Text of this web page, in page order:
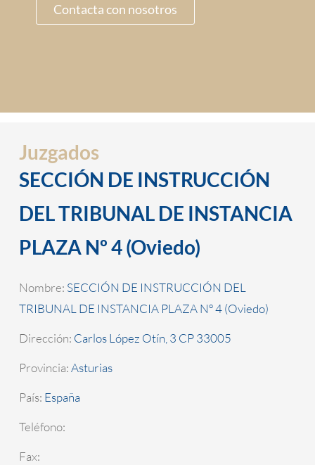
Contacta con nosotros
Juzgados
SECCIÓN DE INSTRUCCIÓN
DEL TRIBUNAL DE INSTANCIA
PLAZA Nº 4 (Oviedo)
Nombre: SECCIÓN DE INSTRUCCIÓN DEL
TRIBUNAL DE INSTANCIA PLAZA Nº 4 (Oviedo)
Dirección: Carlos López Otín, 3 CP 33005
Provincia:Asturias
País: España
Teléfono:
Fax: